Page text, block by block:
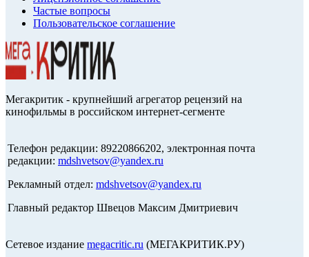
Частые вопросы
Пользовательское соглашение
Мегакритик - крупнейший агрегатор рецензий на
кинофильмы в российском интернет-сегменте
Телефон редакции: 89220866202, электронная почта
редакции: mdshvetsov@yandex.ru
Рекламный отдел: mdshvetsov@yandex.ru
Главный редактор Швецов Максим Дмитриевич
Сетевое издание megacritic.ru (МЕГАКРИТИК.РУ)